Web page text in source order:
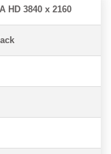
HD 3840 x 2160